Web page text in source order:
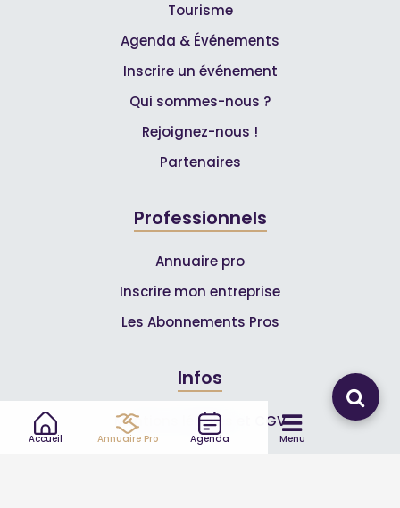
Accueil Annuaire Pro Agenda Menu
Tourisme
Agenda & Événements
Inscrire un événement
Qui sommes-nous ?
Rejoignez-nous !
Partenaires
Professionnels
Annuaire pro
Inscrire mon entreprise
Les Abonnements Pros
Infos
Mentions légales et CGV